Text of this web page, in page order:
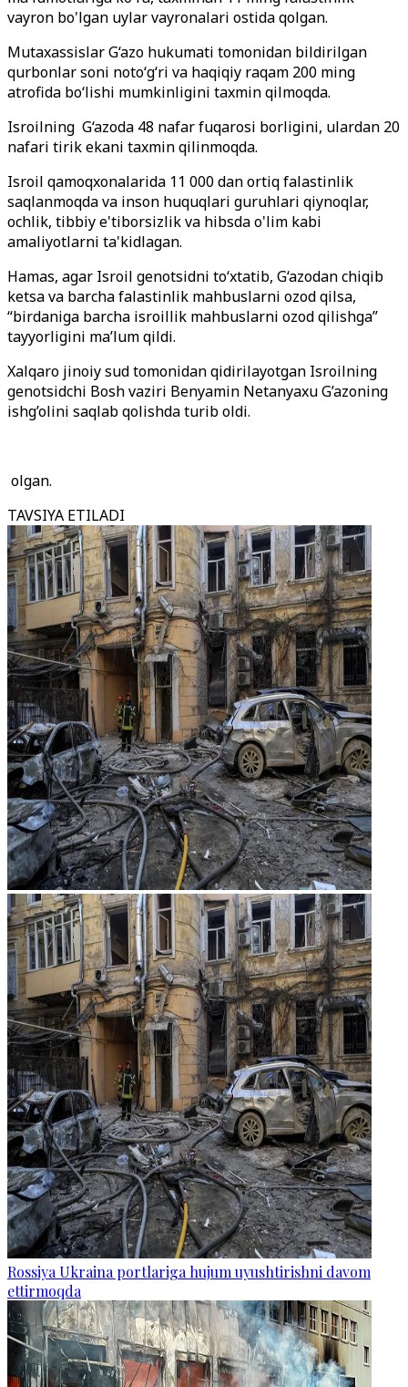
vayron bo'lgan uylar vayronalari ostida qolgan.
Mutaxassislar G‘azo hukumati tomonidan bildirilgan
qurbonlar soni noto‘g‘ri va haqiqiy raqam 200 ming
atrofida bo‘lishi mumkinligini taxmin qilmoqda.
Isroilning G‘azoda 48 nafar fuqarosi borligini, ulardan 20
nafari tirik ekani taxmin qilinmoqda.
Isroil qamoqxonalarida 11 000 dan ortiq falastinlik
saqlanmoqda va inson huquqlari guruhlari qiynoqlar,
ochlik, tibbiy e'tiborsizlik va hibsda o'lim kabi
amaliyotlarni ta'kidlagan.
Hamas, agar Isroil genotsidni to‘xtatib, G‘azodan chiqib
ketsa va barcha falastinlik mahbuslarni ozod qilsa,
“birdaniga barcha isroillik mahbuslarni ozod qilishga”
tayyorligini ma’lum qildi.
Xalqaro jinoiy sud tomonidan qidirilayotgan Isroilning
genotsidchi Bosh vaziri Benyamin Netanyaxu G’azoning
ishg’olini saqlab qolishda turib oldi.
olgan.
TAVSIYA ETILADI
Rossiya Ukraina portlariga hujum uyushtirishni davom
ettirmoqda